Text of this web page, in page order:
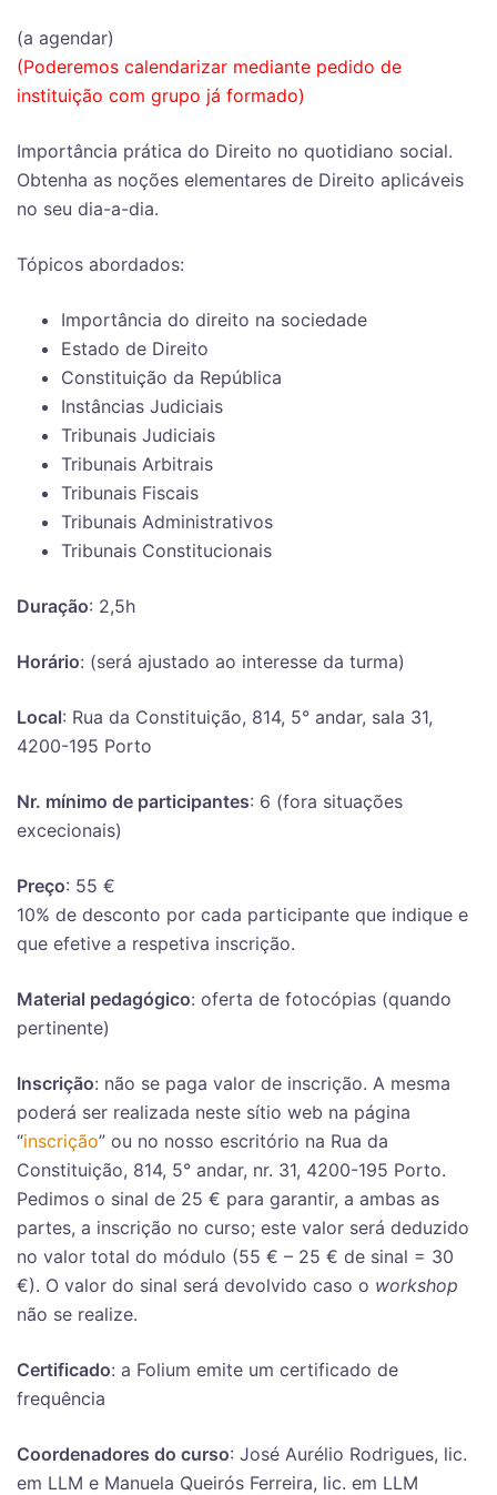
(a agendar)
(Poderemos calendarizar mediante pedido de
instituição com grupo já formado)
Importância prática do Direito no quotidiano social.
Obtenha as noções elementares de Direito aplicáveis
no seu dia-a-dia.
Tópicos abordados:
Importância do direito na sociedade
Estado de Direito
Constituição da República
Instâncias Judiciais
Tribunais Judiciais
Tribunais Arbitrais
Tribunais Fiscais
Tribunais Administrativos
Tribunais Constitucionais
Duração: 2,5h
Horário: (será ajustado ao interesse da turma)
Local: Rua da Constituição, 814, 5° andar, sala 31,
4200-195 Porto
Nr. mínimo de participantes: 6 (fora situações
excecionais)
Preço: 55 €
10% de desconto por cada participante que indique e
que efetive a respetiva inscrição.
Material pedagógico: oferta de fotocópias (quando
pertinente)
Inscrição: não se paga valor de inscrição. A mesma
poderá ser realizada neste sítio web na página
“inscrição” ou no nosso escritório na Rua da
Constituição, 814, 5° andar, nr. 31, 4200-195 Porto.
Pedimos o sinal de 25 € para garantir, a ambas as
partes, a inscrição no curso; este valor será deduzido
no valor total do módulo (55 € – 25 € de sinal = 30
€). O valor do sinal será devolvido caso o workshop
não se realize.
Certificado: a Folium emite um certificado de
frequência
Coordenadores do curso: José Aurélio Rodrigues, lic.
em LLM e Manuela Queirós Ferreira, lic. em LLM